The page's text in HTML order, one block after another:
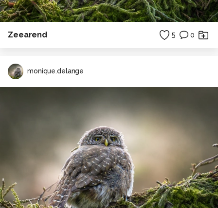
Zeearend 5 0
monique.delange